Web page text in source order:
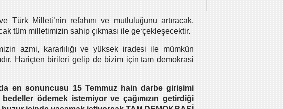
Türk Milleti’nin refahını ve mutluluğunu artıracak,
tüm milletimizin sahip çıkması ile gerçekleşecektir.
azmi, kararlılığı ve yüksek iradesi ile mümkün
Hariçten birileri gelip de bizim için tam demokrasi
en sonuncusu 15 Temmuz hain darbe girişimi
ödemek istemiyor ve çağımızın getirdiği